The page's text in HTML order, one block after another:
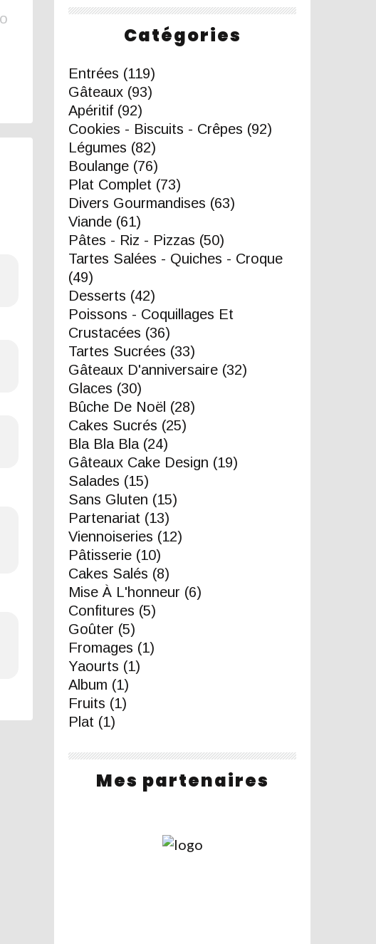
Catégories
Entrées (119)
Gâteaux (93)
Apéritif (92)
Cookies - Biscuits - Crêpes (92)
Légumes (82)
Boulange (76)
Plat Complet (73)
Divers Gourmandises (63)
Viande (61)
Pâtes - Riz - Pizzas (50)
Tartes Salées - Quiches - Croque
(49)
Desserts (42)
Poissons - Coquillages Et
Crustacées (36)
Tartes Sucrées (33)
Gâteaux D'anniversaire (32)
Glaces (30)
Bûche De Noël (28)
Cakes Sucrés (25)
Bla Bla Bla(24)
Gâteaux Cake Design (19)
Salades (15)
Sans Gluten (15)
Partenariat (13)
Viennoiseries (12)
Pâtisserie (10)
Cakes Salés (8)
Mise À L'honneur (6)
Confitures (5)
Goûter (5)
Fromages (1)
Yaourts (1)
Album (1)
Fruits (1)
Plat (1)
Mes partenaires